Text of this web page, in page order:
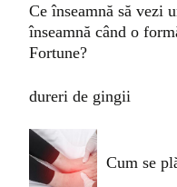
Ce înseamnă să vezi
înseamnă când o
Fortune?
dureri de gingii
Cum se